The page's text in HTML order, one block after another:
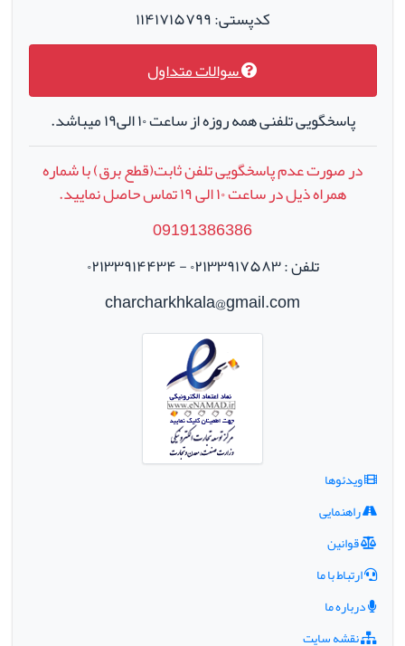
کدپستی: ۱۱۴۱۷۱۵۷۹۹
سوالات متداول
پاسخگویی تلفنی همه روزه از ساعت ۱۰ الی۱۹ میباشد.
در صورت عدم پاسخگویی تلفن ثابت(قطع برق) با شماره
همراه ذیل در ساعت۱۰الی۱۹تماس حاصل نمایید.
09191386386
تلفن : ۰۲۱۳۳۹۱۷۵۸۳ - ۰۲۱۳۳۹۱۴۴۳۴
charcharkhkala@gmail.com
ویدئوها
راهنمایی
قوانین
ارتباط با ما
درباره ما
نقشه سایت